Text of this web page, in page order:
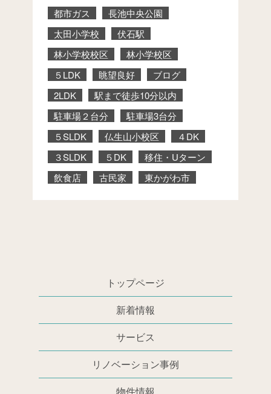
都市ガス
長池中央公園
太田小学校
伏石駅
林小学校校区
林小学校区
５LDK
眺望良好
ブログ
2LDK
駅まで徒歩10分以内
駐車場２台分
駐車場3台分
５SLDK
仏生山小校区
４DK
３SLDK
５DK
移住・Uターン
飲食店
古民家 東かがわ市
トップページ
新着情報
サービス
リノベーション事例